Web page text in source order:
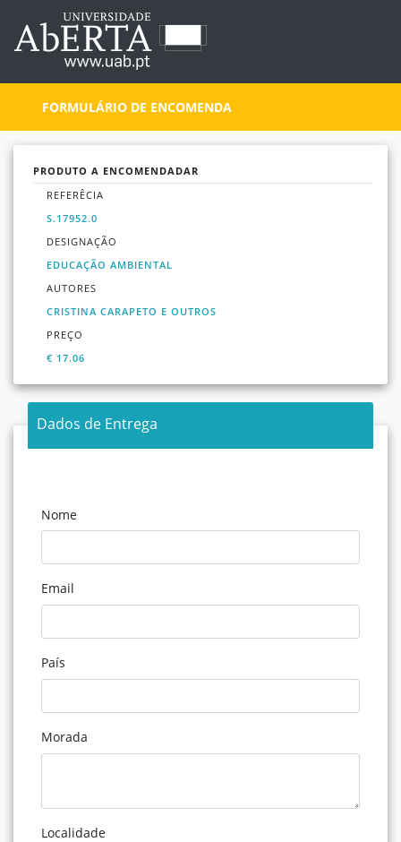
FORMULÁRIO DE ENCOMENDA
PRODUTO A ENCOMENDADAR
REFERÊCIA
S.17952.0
DESIGNAÇÃO
EDUCAÇÃO AMBIENTAL
AUTORES
CRISTINA CARAPETO E OUTROS
PREÇO
€ 17.06
Dados de Entrega
Nome
Email
País
Morada
Localidade